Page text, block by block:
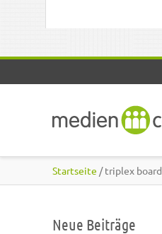
Startseite / triplex board
Neue Beiträge